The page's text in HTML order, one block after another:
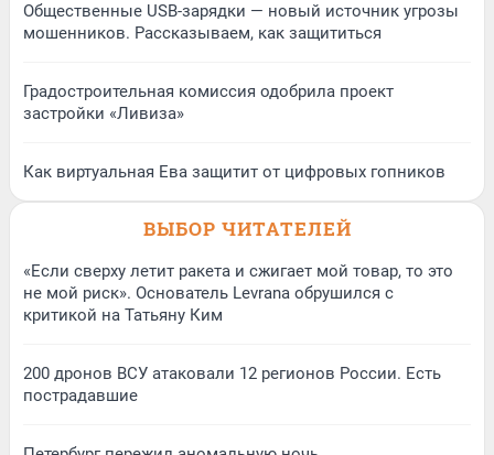
Общественные USB-зарядки — новый источник угрозы
мошенников. Рассказываем, как защититься
Градостроительная комиссия одобрила проект
застройки «Ливиза»
Как виртуальная Ева защитит от цифровых гопников
ВЫБОР ЧИТАТЕЛЕЙ
«Если сверху летит ракета и сжигает мой товар, то это
не мой риск». Основатель Levrana обрушился с
критикой на Татьяну Ким
200 дронов ВСУ атаковали 12 регионов России. Есть
пострадавшие